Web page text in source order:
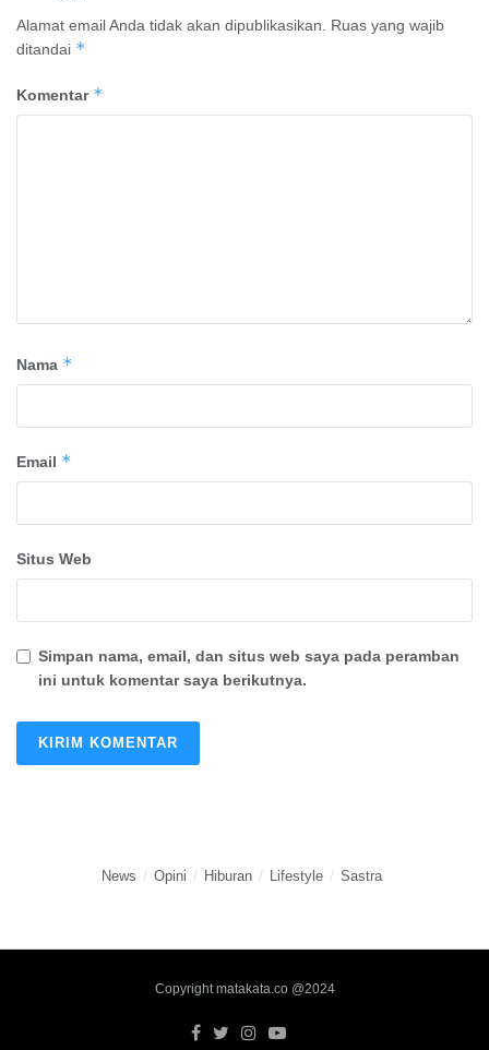
Alamat email Anda tidak akan dipublikasikan.
Ruas yang wajib
ditandai *
Komentar *
Nama *
Email *
Situs Web
Simpan nama, email, dan situs web saya pada peramban
ini untuk komentar saya berikutnya.
News Opini Hiburan Lifestyle Sastra
Copyright matakata.co @2024